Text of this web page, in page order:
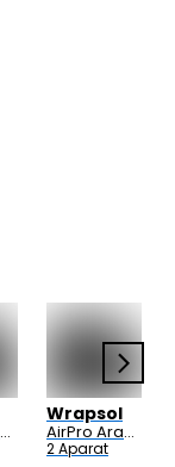
AirPro Araç Içi Telefon Tutucu - Hizli Sarj Özellikli - Elektrikli Vakum Mekanizmali - Clip Type
Wrapsol
AirPro Araç Içi Telefon Tutucu - Hizli Sarj Özellikli - Elektrikli Vakum Mekanizmali - Y Type
2 Aparat